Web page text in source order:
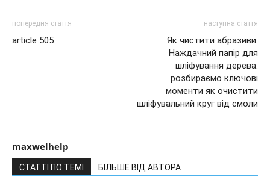
попередня стаття
article 505
наступна стаття
Як чистити абразиви.
Наждачний папір для
шліфування дерева:
розбираємо ключові
моменти як очистити
шліфувальний круг від смоли
maxwelhelp
СТАТТІ ПО ТЕМІ БІЛЬШЕ ВІД АВТОРА